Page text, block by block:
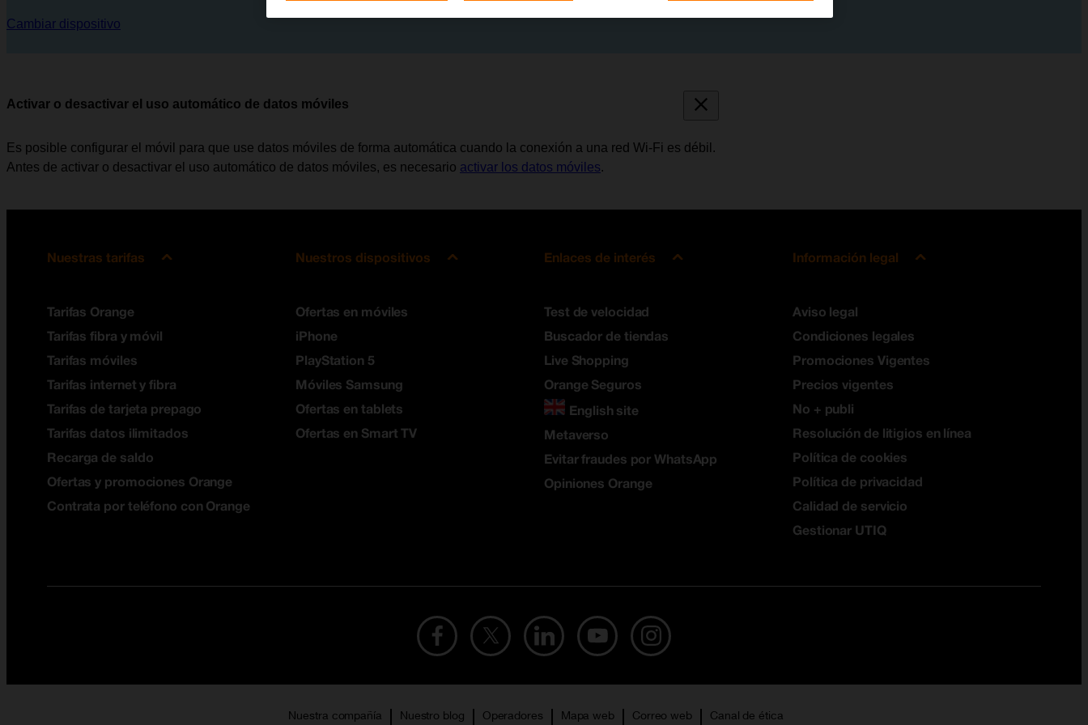
Cambiar dispositivo
Activar o desactivar el uso automático de datos móviles
Es posible configurar el móvil para que use datos móviles de forma automática cuando la conexión a una red Wi-Fi es débil.
Antes de activar o desactivar el uso automático de datos móviles, es necesario activar los datos móviles.
Nuestras tarifas
Tarifas Orange
Tarifas fibra y móvil
Tarifas móviles
Tarifas internet y fibra
Tarifas de tarjeta prepago
Tarifas datos ilimitados
Recarga de saldo
Ofertas y promociones Orange
Contrata por teléfono con Orange
Nuestros dispositivos
Ofertas en móviles
iPhone
PlayStation 5
Móviles Samsung
Ofertas en tablets
Ofertas en Smart TV
Enlaces de interés
Test de velocidad
Buscador de tiendas
Live Shopping
Orange Seguros
English site
Metaverso
Evitar fraudes por WhatsApp
Opiniones Orange
Información legal
Aviso legal
Condiciones legales
Promociones Vigentes
Precios vigentes
No + publi
Resolución de litigios en línea
Política de cookies
Política de privacidad
Calidad de servicio
Gestionar UTIQ
Nuestra compañía Nuestro blog Operadores Mapa web Correo web Canal de ética